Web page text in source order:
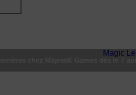
chez MajestiK Games dès le 7 août